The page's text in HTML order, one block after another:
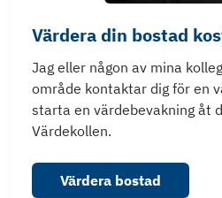
Värdera din bostad
Jag eller någon av mina
område kontaktar dig för en
starta en värdebevakning åt
Värdekollen.
Värdera bostad